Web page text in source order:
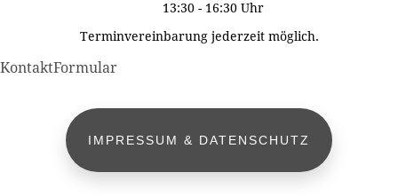
13:30 - 16:30 Uhr
Terminvereinbarung jederzeit möglich.
KontaktFormular
IMPRESSUM & DATENSCHUTZ